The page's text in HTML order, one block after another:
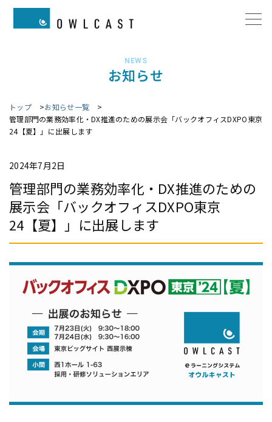
お知らせ
NEWS
トップ
お知らせ一覧
管理部門の業務効率化・DX推進のための展示会「バックオフィスDXPO東京
24【夏】」に出展します
2024年7月2日
管理部門の業務効率化・DX推進のための
展示会「バックオフィスDXPO東京
24【夏】」に出展します